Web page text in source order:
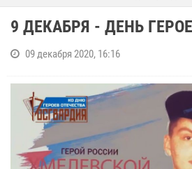
9 ДЕКАБРЯ - ДЕНЬ
09 декабря 2020, 16:16